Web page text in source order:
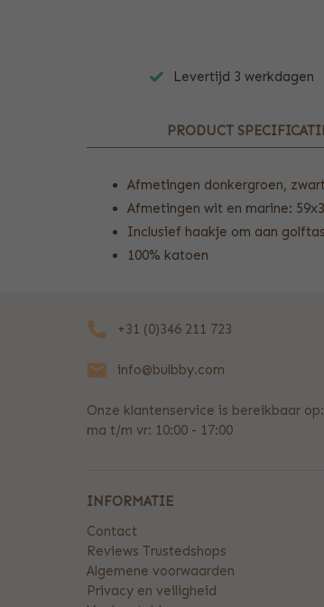
Levertijd 3 werkdagen
PRODUCT
Afmetingen donkergroen,
Afmetingen wit en marine:
Inclusief haakje om aan
100% katoen
+31 (0)346 211 723
info@bulbby.com
Onze klantenservice is bereikbaar op:
ma t/m vr: 10:00 - 17:00
INFORMATIE
Contact
Reviews Trustedshops
Algemene voorwaarden
Privacy en veiligheid